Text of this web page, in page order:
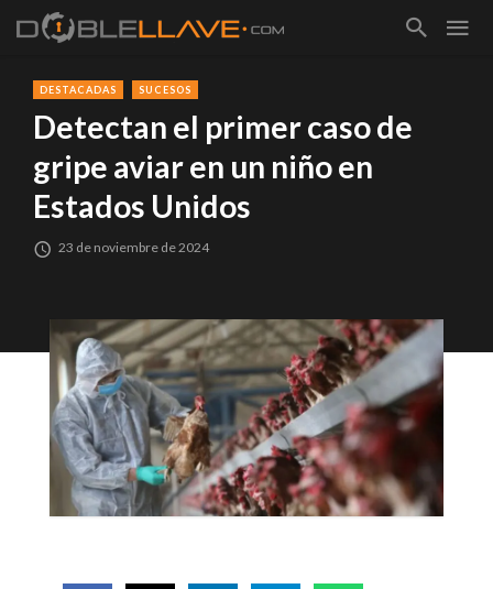
DESTACADAS SUCESOS
Detectan el primer caso de
gripe aviar en un niño en
Estados Unidos
23 de noviembre de 2024